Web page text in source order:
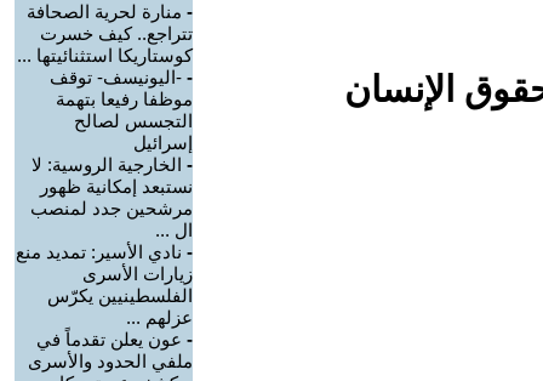
الإنسان
- منارة لحرية الصحافة
تتراجع.. كيف خسرت
كوستاريكا استثنائيتها ...
- -اليونيسف- توقف
موظفا رفيعا بتهمة
التجسس لصالح
إسرائيل
- الخارجية الروسية: لا
نستبعد إمكانية ظهور
مرشحين جدد لمنصب
ال ...
- نادي الأسير: تمديد منع
زيارات الأسرى
الفلسطينيين يكرّس
عزلهم ...
- عون يعلن تقدماً في
ملفي الحدود والأسرى